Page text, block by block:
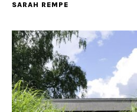
SARAH REMPE